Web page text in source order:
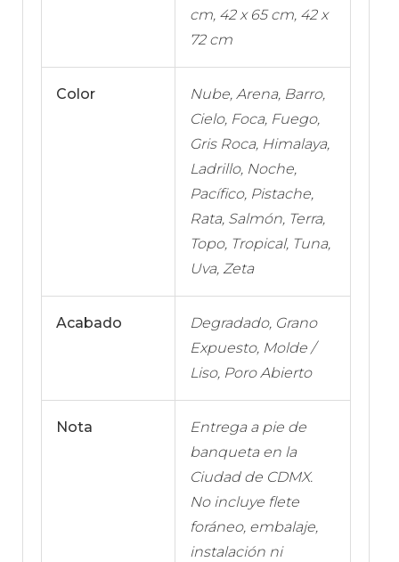
cm, 42 x 65 cm, 42 x
72 cm
Color
Nube, Arena, Barro,
Cielo, Foca, Fuego,
Gris Roca, Himalaya,
Ladrillo, Noche,
Pacífico, Pistache,
Rata, Salmón, Terra,
Topo, Tropical, Tuna,
Uva, Zeta
Acabado
Degradado, Grano
Expuesto, Molde /
Liso, Poro Abierto
Nota
Entrega a pie de
banqueta en la
Ciudad de CDMX.
No incluye flete
foráneo, embalaje,
instalación ni